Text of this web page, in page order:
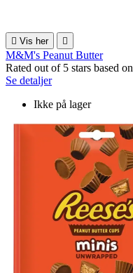
 Vis her 
M&M's Peanut Butter
Rated out of 5 stars based on
Se detaljer
Ikke på lager